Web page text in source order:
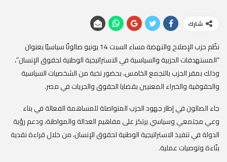
شارك
‎نظّم حزب الإصلاح والنهضة مساء السبت 14 يونيو صالونًا سياسيًا بعنوان
“المستهدفات الحزبية والسياسية في الاستراتيجية الوطنية لحقوق الإنسان”،
وذلك بمقر الحزب بالتجمع الخامس، بحضور نخبة من الشخصيات السياسية
والحقوقية والخبراء المعنيين بقضايا الحقوق والحريات في مصر.
‎جاء الصالون في إطار جهود الحزب المتواصلة للمساهمة الفعالة في بناء
وعي مجتمعي وسياسي يرتكز على مفاهيم العدالة والمواطنة، ودعم رؤية
الدولة في تنفيذ الاستراتيجية الوطنية لحقوق الإنسان، من خلال قراءة نقدية
بنّاءة وتوصيات عملية.